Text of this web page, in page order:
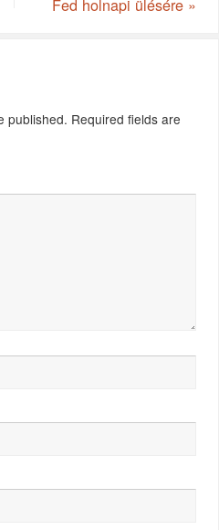
Fed holnapi ülésére »
published. Required fields are